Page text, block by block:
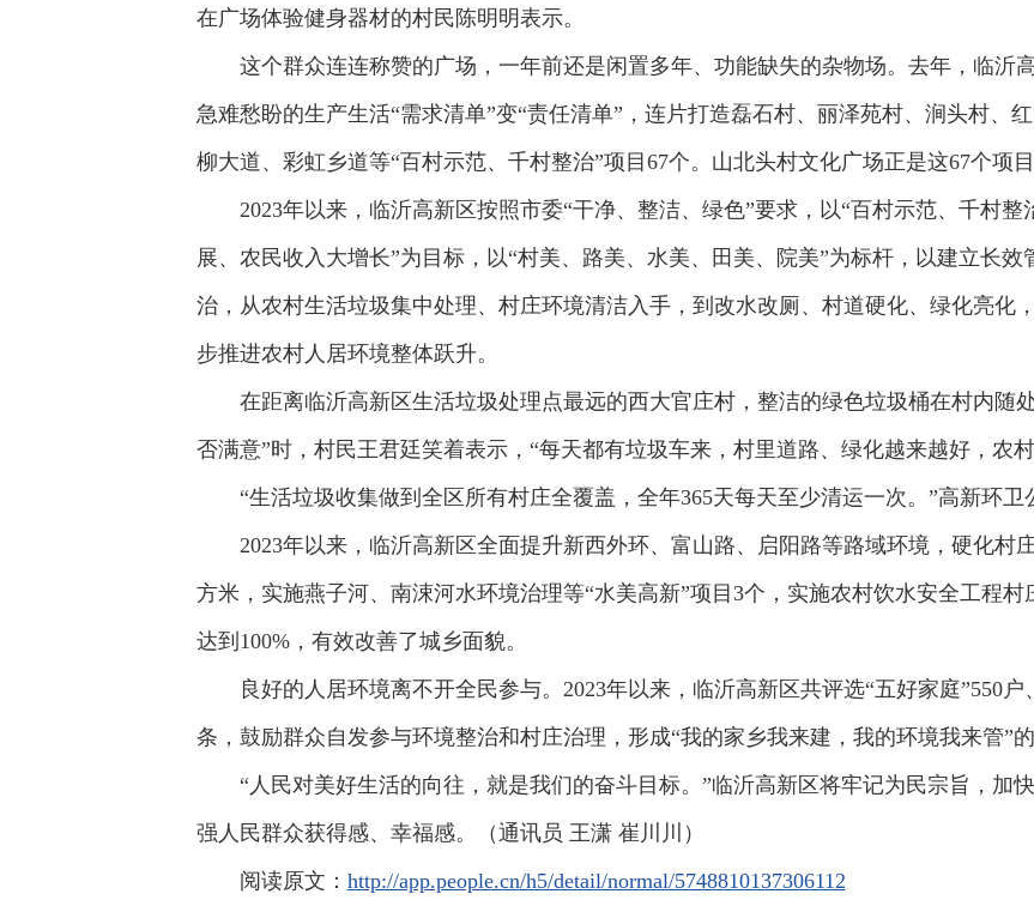
在广场体验健身器材的村民陈明明表示。
这个群众连连称赞的广场，一年前还是闲置多年、功能缺失的杂物场。去年，临沂
急难愁盼的生产生活“需求清单”变“责任清单”，连片打造磊石村、丽泽苑村、涧头村、
柳大道、彩虹乡道等“百村示范、千村整治”项目67个。山北头村文化广场正是这67个项目
2023年以来，临沂高新区按照市委“干净、整洁、绿色”要求，以“百村示范、千村
展、农民收入大增长”为目标，以“村美、路美、水美、田美、院美”为标杆，以建立长
治，从农村生活垃圾集中处理、村庄环境清洁入手，到改水改厕、村道硬化、绿化亮化
步推进农村人居环境整体跃升。
在距离临沂高新区生活垃圾处理点最远的西大官庄村，整洁的绿色垃圾桶在村内随
否满意”时，村民王君廷笑着表示，“每天都有垃圾车来，村里道路、绿化越来越好，农
“生活垃圾收集做到全区所有村庄全覆盖，全年365天每天至少清运一次。”高新环卫
2023年以来，临沂高新区全面提升新西外环、富山路、启阳路等路域环境，硬化村
方米，实施燕子河、南涑河水环境治理等“水美高新”项目3个，实施农村饮水安全工程
达到100%，有效改善了城乡面貌。
良好的人居环境离不开全民参与。2023年以来，临沂高新区共评选“五好家庭”550
条，鼓励群众自发参与环境整治和村庄治理，形成“我的家乡我来建，我的环境我来管”的
“人民对美好生活的向往，就是我们的奋斗目标。”临沂高新区将牢记为民宗旨，加
强人民群众获得感、幸福感。（通讯员 王潇 崔川川）
阅读原文： http://app.people.cn/h5/detail/normal/5748810137306112